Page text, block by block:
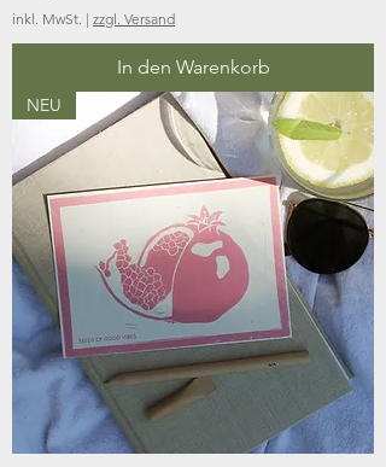
inkl. MwSt. | zzgl. Versand
In den Warenkorb
NEU